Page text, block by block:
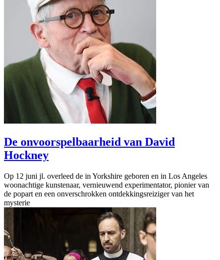
De onvoorspelbaarheid van David
Hockney
Op 12 juni jl. overleed de in Yorkshire geboren en in Los Angeles
woonachtige kunstenaar, vernieuwend experimentator, pionier van
de popart en een onverschrokken ontdekkingsreiziger van het
mysterie